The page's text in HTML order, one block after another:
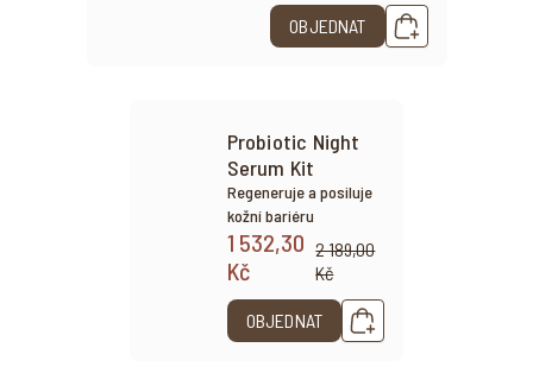
OBJEDNAT
Probiotic Night
Serum Kit
Regeneruje a posiluje
kožní bariéru
1 532,30
Kč
2 189,00
Kč
OBJEDNAT